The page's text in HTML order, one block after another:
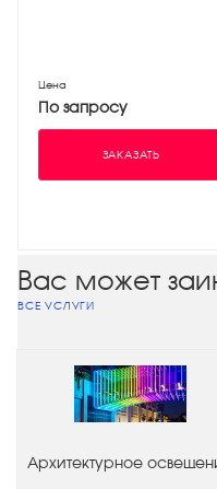
Цена
По запросу
ЗАКАЗАТЬ
Вас может
ВСЕ УСЛУГИ
Архитектурное